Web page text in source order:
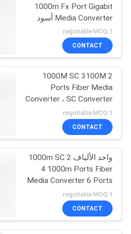
أخبار
حالات
خريطة
الموقع
سياسة
الخصوصية
1000m Fx Port Gigabit
Media Converter أسود
negotiable MOQ:1
CONTACT
2 1000M SC 3100M
Ports Fiber Media
Converter ، SC Converter
Single Fiber
negotiable MOQ:1
CONTACT
واحد الألياف 2 1000m SC
4 1000m Ports Fiber
Media Converter 6 Ports
negotiable MOQ:1
CONTACT